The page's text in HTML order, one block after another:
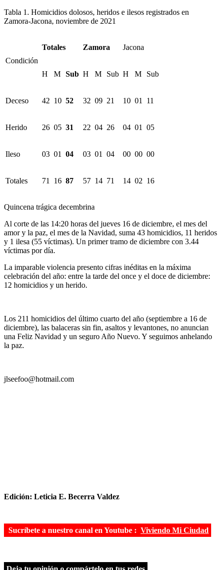
Tabla 1. Homicidios dolosos, heridos e ilesos registrados en
Zamora-Jacona, noviembre de 2021
Condición
Totales Zamora Jacona
H M Sub H M Sub H M Sub
Deceso 42 10 52 32 09 21 10 01 11
Herido 26 05 31 22 04 26 04 01 05
Ileso 03 01 04 03 01 04 00 00 00
Totales 71 16 87 57 14 71 14 02 16
Quincena trágica decembrina
Al corte de las 14:20 horas del jueves 16 de diciembre, el mes del
amor y la paz, el mes de la Navidad, suma 43 homicidios, 11 heridos
y 1 ilesa (55 víctimas). Un primer tramo de diciembre con 3.44
víctimas por día.
La imparable violencia presento cifras inéditas en la máxima
celebración del año: entre la tarde del once y el doce de diciembre:
12 homicidios y un herido.
Los 211 homicidios del último cuarto del año (septiembre a 16 de
diciembre), las balaceras sin fin, asaltos y levantones, no anuncian
una Feliz Navidad y un seguro Año Nuevo. Y seguimos anhelando
la paz.
jlseefoo@hotmail.com
Edición: Leticia E. Becerra Valdez
Sucríbete a nuestro canal en Youtube : Viviendo Mi Ciudad